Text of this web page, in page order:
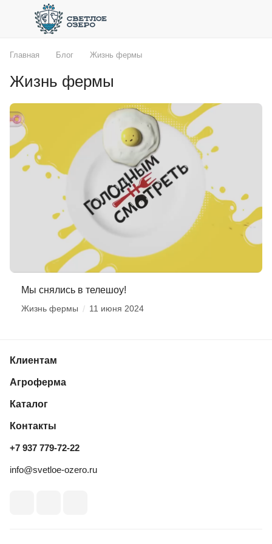
Главная Блог Жизнь фермы
Жизнь фермы
Мы снялись в телешоу!
Жизнь фермы / 11 июня 2024
Клиентам
Агроферма
Каталог
Контакты
+7 937 779‑72‑22
info@svetloe-ozero.ru